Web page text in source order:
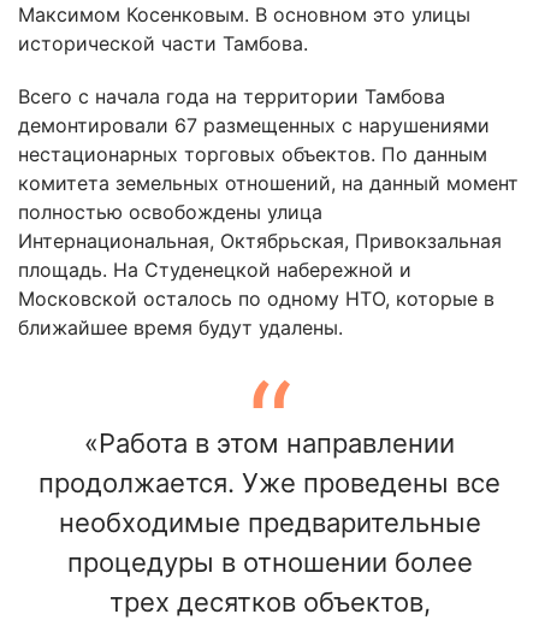
Максимом Косенковым. В основном это улицы
исторической части Тамбова.
Всего с начала года на территории Тамбова
демонтировали 67 размещенных с нарушениями
нестационарных торговых объектов. По данным
комитета земельных отношений, на данный момент
полностью освобождены улица
Интернациональная, Октябрьская, Привокзальная
площадь. На Студенецкой набережной и
Московской осталось по одному НТО, которые в
ближайшее время будут удалены.
«Работа в этом направлении
продолжается. Уже проведены все
необходимые предварительные
процедуры в отношении более
трех десятков объектов,